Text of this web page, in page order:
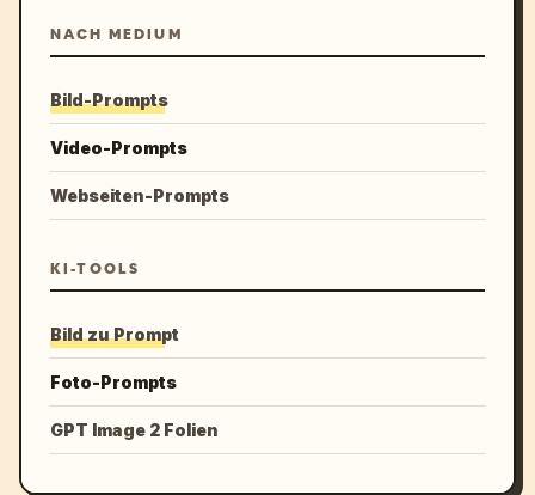
NACH MEDIUM
Bild-Prompts
Video-Prompts
Webseiten-Prompts
KI-TOOLS
Bild zu Prompt
Foto-Prompts
GPT Image 2 Folien